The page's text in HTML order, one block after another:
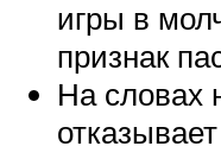
игры в
признак
На словах